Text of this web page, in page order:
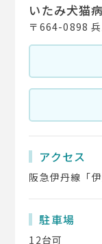
いたみ犬猫
〒664-0898
アクセス
阪急伊丹線「
駐車場
12台可